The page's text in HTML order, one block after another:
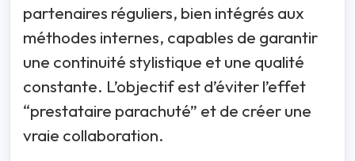
partenaires réguliers, bien intégrés aux
méthodes internes, capables de garantir
une continuité stylistique et une qualité
constante. L’objectif est d’éviter l’effet
“prestataire parachuté” et de créer une
vraie collaboration.